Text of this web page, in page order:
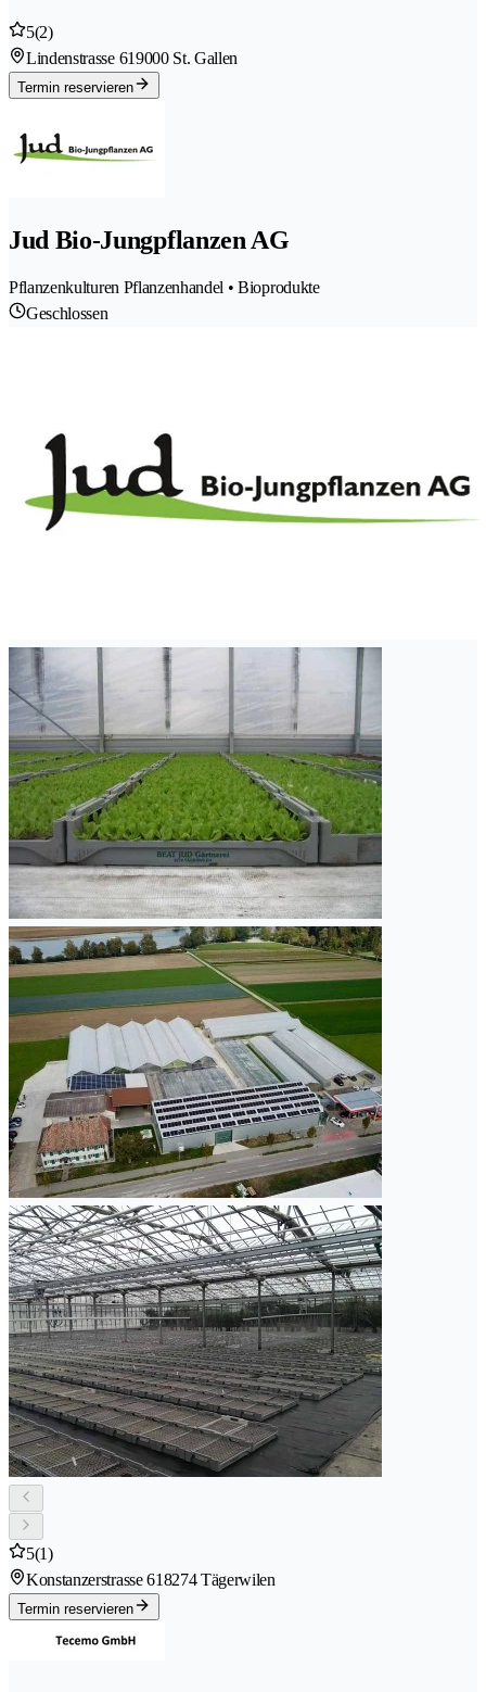
5(2)
Lindenstrasse 619000 St. Gallen
Termin reservieren
Jud Bio-Jungpflanzen AG
Pflanzenkulturen Pflanzenhandel • Bioprodukte
Geschlossen
5(1)
Konstanzerstrasse 618274 Tägerwilen
Termin reservieren